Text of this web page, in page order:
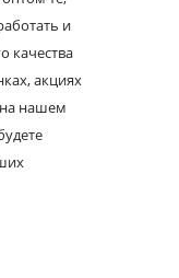
и
качества
акциях
на нашем